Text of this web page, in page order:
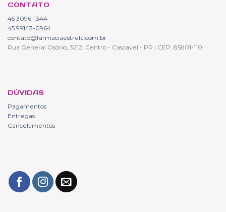
CONTATO
45 3096-1344
45 99143-0964
contato@farmaciaestrela.com.br
Rua General Osório, 3212, Centro - Cascavel - PR | CEP: 85801-110
DÚVIDAS
Pagamentos
Entregas
Cancelamentos